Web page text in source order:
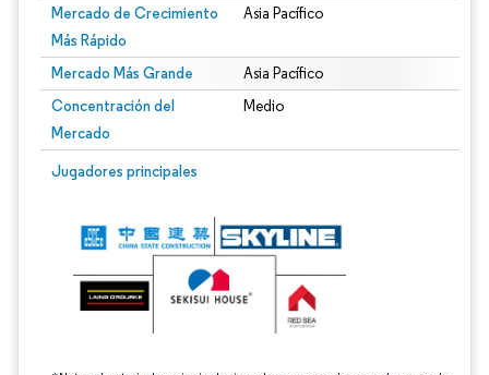
Mercado de Crecimiento
Más Rápido
Asia Pacífico
Mercado Más Grande Asia Pacífico
Concentración del
Mercado
Medio
Jugadores principales
Imagen © Mordor Intelligence. El uso requiere atribución según CC BY 4.0.